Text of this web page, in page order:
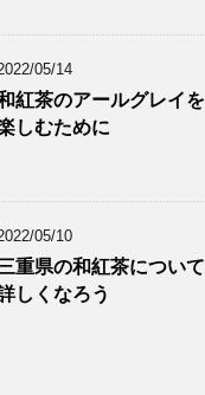
05/14
紅茶のアールグレイを
しむために
05/10
重県の和紅茶について
しくなろう